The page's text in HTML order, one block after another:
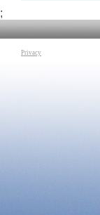
;
Privacy